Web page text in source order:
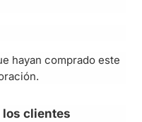
hayan comprado este
los clientes